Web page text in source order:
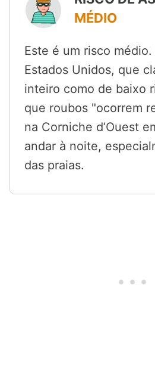
MÉDIO
Este é um risco
Estados Unidos, que
inteiro como de baixo
que roubos "ocorrem
na Corniche d’Ouest
andar à noite,
das praias.